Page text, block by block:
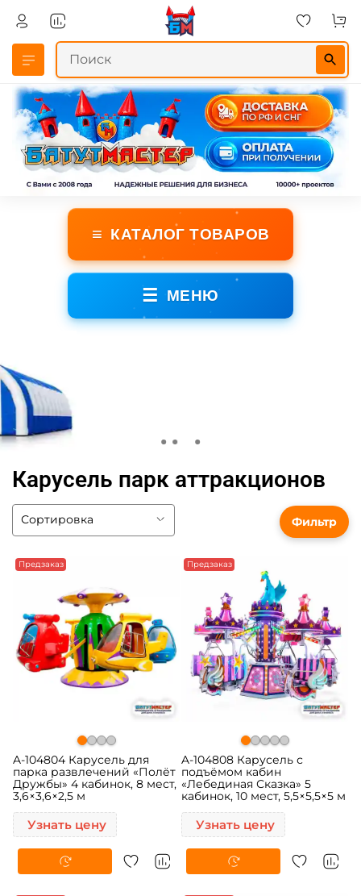
≡ КАТАЛОГ ТОВАРОВ
☰ МЕНЮ
Карусель парк аттракционов
Предзаказ
A-104804 Карусель для
парка развлечений «Полёт
Дружбы» 4 кабинок, 8 мест,
3,6×3,6×2,5 м
Узнать цену
Предзаказ
A-104808 Карусель с
подъёмом кабин
«Лебединая Сказка» 5
кабинок, 10 мест, 5,5×5,5×5 м
Узнать цену
Фильтр